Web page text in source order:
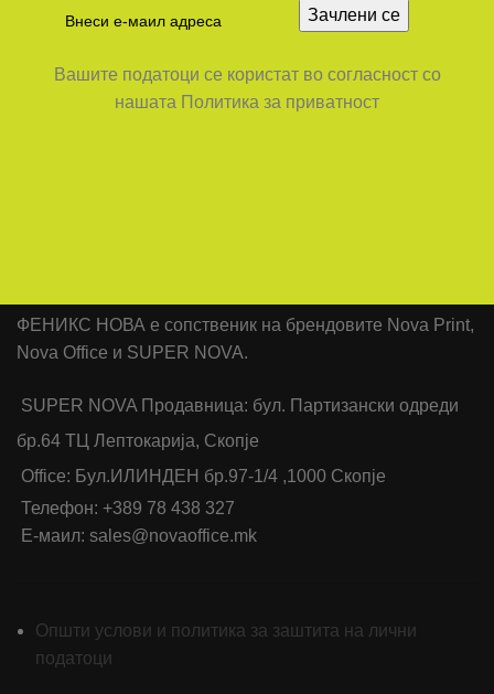
Вашите податоци се користат во согласност со
нашата Политика за приватност
ФЕНИКС НОВА е сопственик на брендовите Nova Print,
Nova Office и SUPER NOVA.
SUPER NOVA Продавница: бул. Партизански одреди
бр.64 ТЦ Лептокарија, Скопје
Office: Бул.ИЛИНДЕН бр.97-1/4 ,1000 Скопје
Телефон: +389 78 438 327
Е-маил: sales@novaoffice.mk
Општи услови и политика за заштита на лични
податоци